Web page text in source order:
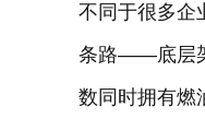
不同于很多企
条路——底层
数同时拥有燃